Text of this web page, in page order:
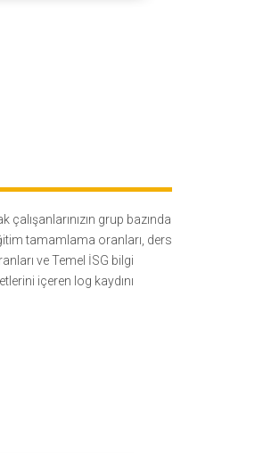
grup bazında
tamamlama oranları, ders
ve Temel İSG bilgi
içeren log kaydını